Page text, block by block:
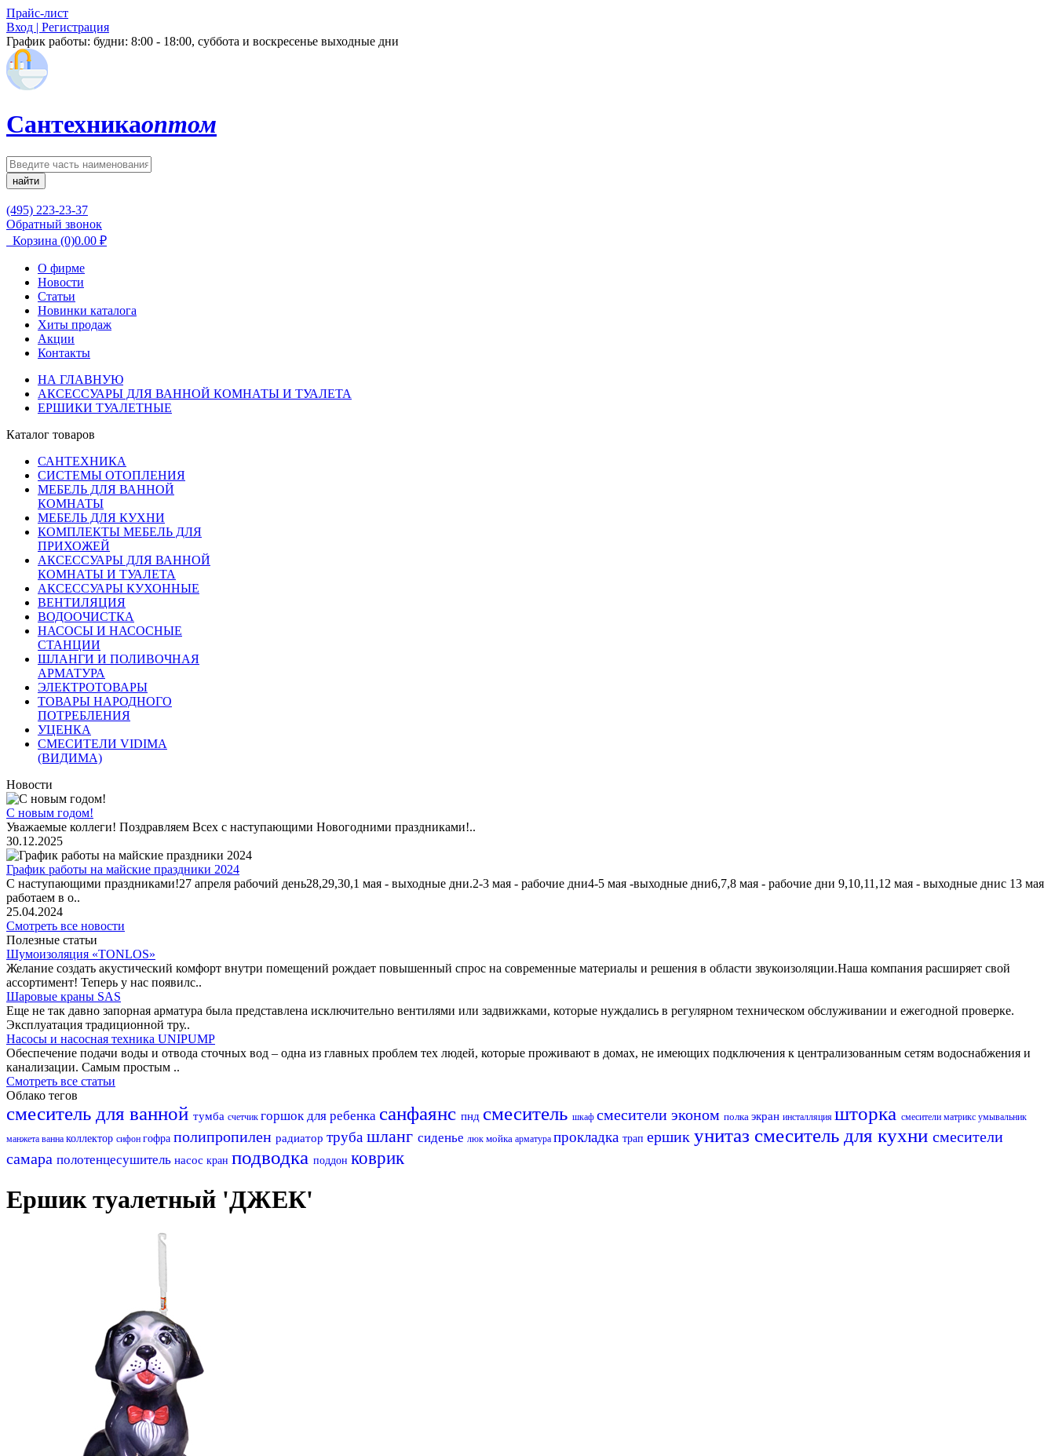
Прайс-лист
Вход | Регистрация
График работы: будни: 8:00 - 18:00, суббота и воскресенье выходные дни
Сантехникаоптом
найти
(495) 223-23-37
Обратный звонок
Корзина (0)0.00 ₽
О фирме
Новости
Статьи
Новинки каталога
Хиты продаж
Акции
Контакты
НА ГЛАВНУЮ
АКСЕССУАРЫ ДЛЯ ВАННОЙ КОМНАТЫ И ТУАЛЕТА
ЕРШИКИ ТУАЛЕТНЫЕ
Каталог товаров
САНТЕХНИКА
СИСТЕМЫ ОТОПЛЕНИЯ
МЕБЕЛЬ ДЛЯ ВАННОЙ
КОМНАТЫ
МЕБЕЛЬ ДЛЯ КУХНИ
КОМПЛЕКТЫ МЕБЕЛЬ ДЛЯ
ПРИХОЖЕЙ
АКСЕССУАРЫ ДЛЯ ВАННОЙ
КОМНАТЫ И ТУАЛЕТА
АКСЕССУАРЫ КУХОННЫЕ
ВЕНТИЛЯЦИЯ
ВОДООЧИСТКА
НАСОСЫ И НАСОСНЫЕ
СТАНЦИИ
ШЛАНГИ И ПОЛИВОЧНАЯ
АРМАТУРА
ЭЛЕКТРОТОВАРЫ
ТОВАРЫ НАРОДНОГО
ПОТРЕБЛЕНИЯ
УЦЕНКА
СМЕСИТЕЛИ VIDIMA
(ВИДИМА)
Новости
С новым годом!
Уважаемые коллеги! Поздравляем Всех с наступающими Новогодними праздниками!..
30.12.2025
График работы на майские праздники 2024
С наступающими праздниками!27 апреля рабочий день28,29,30,1 мая - выходные дни.2-3 мая - рабочие дни4-5 мая -выходные дни6,7,8 мая - рабочие дни 9,10,11,12 мая - выходные днис 13 мая
работаем в о..
25.04.2024
Смотреть все новости
Полезные статьи
Шумоизоляция «TONLOS»
Желание создать акустический комфорт внутри помещений рождает повышенный спрос на современные материалы и решения в области звукоизоляции.Наша компания расширяет свой
ассортимент! Теперь у нас появилс..
Шаровые краны SAS
Еще не так давно запорная арматура была представлена исключительно вентилями или задвижками, которые нуждались в регулярном техническом обслуживании и ежегодной проверке.
Эксплуатация традиционной тру..
Насосы и насосная техника UNIPUMP
Обеспечение подачи воды и отвода сточных вод – одна из главных проблем тех людей, которые проживают в домах, не имеющих подключения к централизованным сетям водоснабжения и
канализации. Самым простым ..
Смотреть все статьи
Облако тегов
смеситель для ванной тумба счетчик горшок для ребенка санфаянс пнд смеситель шкаф смесители эконом полка экран инсталляция шторка смесители матрикс умывальник
манжета ванна коллектор сифон гофра полипропилен радиатор труба шланг сиденье люк мойка арматура прокладка трап ершик унитаз смеситель для кухни смесители
самара полотенцесушитель насос кран подводка поддон коврик
Ершик туалетный 'ДЖЕК'